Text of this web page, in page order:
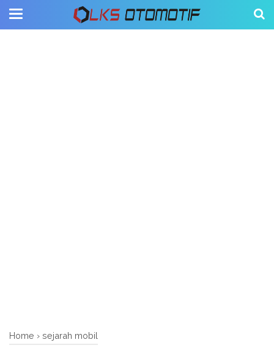
Home › sejarah mobil